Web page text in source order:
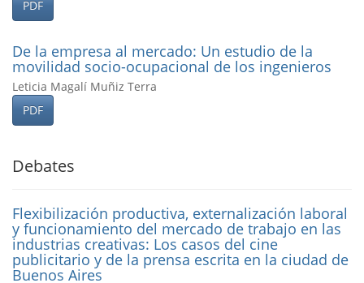
PDF
De la empresa al mercado: Un estudio de la
movilidad socio-ocupacional de los ingenieros
Leticia Magalí Muñiz Terra
PDF
Debates
Flexibilización productiva, externalización laboral
y funcionamiento del mercado de trabajo en las
industrias creativas: Los casos del cine
publicitario y de la prensa escrita en la ciudad de
Buenos Aires